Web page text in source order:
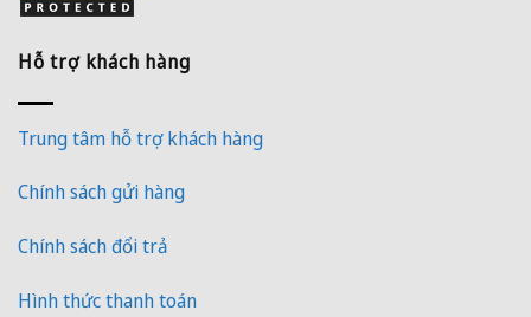
Hỗ trợ khách hàng
Trung tâm hỗ trợ khách hàng
Chính sách gửi hàng
Chính sách đổi trả
Hình thức thanh toán